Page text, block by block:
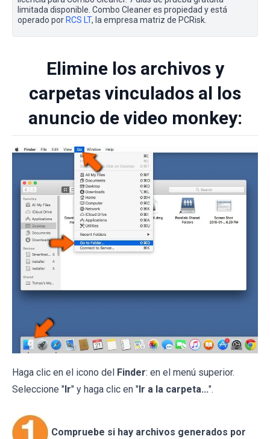
limitada disponible. Combo Cleaner es propiedad y está
operado por RCS LT, la empresa matriz de PCRisk.
Elimine los archivos y
carpetas vinculados al los
anuncio de video monkey:
Haga clic en el icono del Finder: en el menú superior.
Seleccione " Ir" y haga clic en " Ir a la carpeta...".
Compruebe si hay archivos generados por